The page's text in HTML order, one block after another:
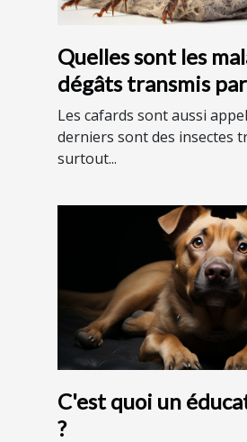
Quelles sont les
dégâts transmis
cafards ?
Les cafards sont aussi
derniers sont des insectes
surtout...
C'est quoi un
?